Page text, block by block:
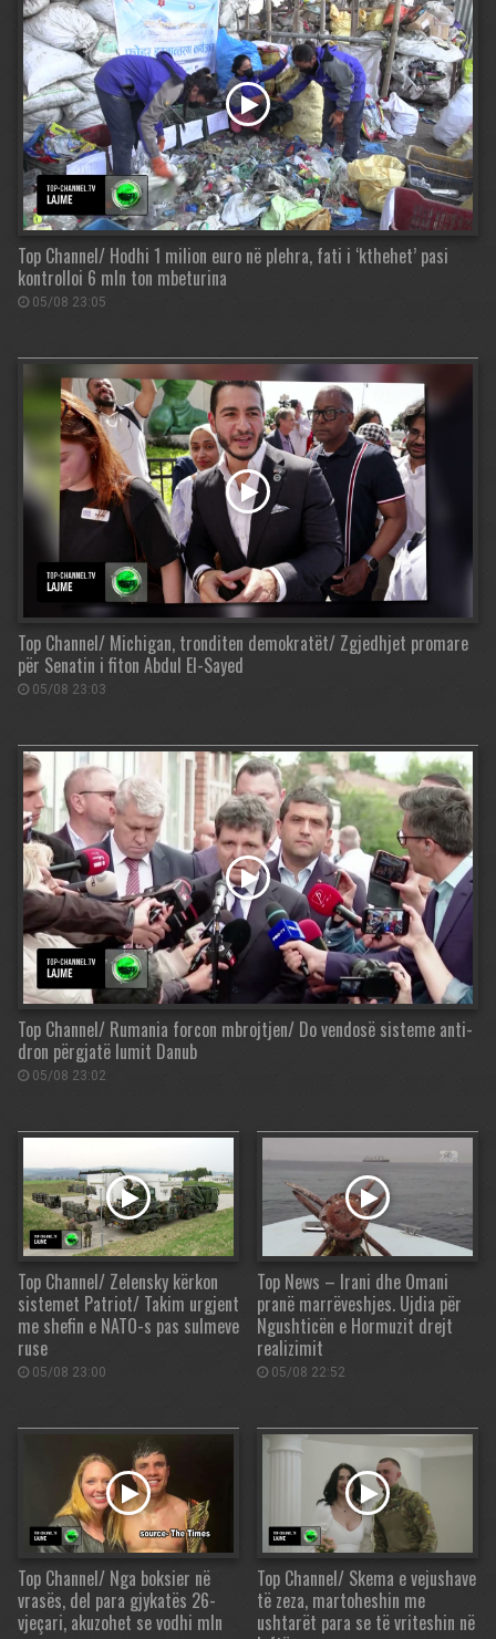
Top Channel/ Hodhi 1 milion euro në plehra, fati i ‘kthehet’ pasi
kontrolloi 6 mln ton mbeturina
05/08 23:05
Top Channel/ Michigan, tronditen demokratët/ Zgjedhjet promare
për Senatin i fiton Abdul El-Sayed
05/08 23:03
Top Channel/ Rumania forcon mbrojtjen/ Do vendosë sisteme anti-
dron përgjatë lumit Danub
05/08 23:02
Top Channel/ Zelensky kërkon
sistemet Patriot/ Takim urgjent
me shefin e NATO-s pas sulmeve
ruse
05/08 23:00
Top News – Irani dhe Omani
pranë marrëveshjes. Ujdia për
Ngushticën e Hormuzit drejt
realizimit
05/08 22:52
Top Channel/ Nga boksier në
vrasës, del para gjykatës 26-
vjeçari, akuzohet se vodhi mln
Top Channel/ Skema e vejushave
të zeza, martoheshin me
ushtarët para se të vriteshin në